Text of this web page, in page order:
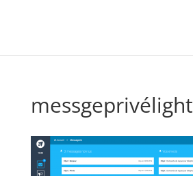
messgeprivélight